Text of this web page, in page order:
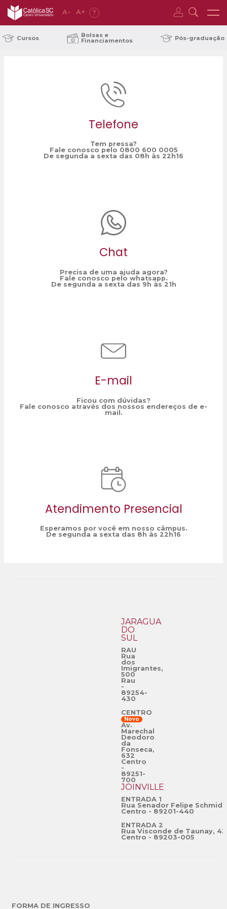
A- A+ ?
Cursos Bolsas e
Financiamentos Pós-graduação
Telefone
Tem pressa?
Fale conosco pelo 0800 600 0005
De segunda a sexta das 08h às 22h16
Chat
Precisa de uma ajuda agora?
Fale conosco pelo whatsapp.
De segunda a sexta das 9h às 21h
E-mail
Ficou com dúvidas?
Fale conosco através dos nossos endereços de e-
mail.
Atendimento Presencial
Esperamos por você em nosso câmpus.
De segunda a sexta das 8h às 22h16
JARAGUÁ
DO
SUL
RAU
Rua
dos
Imigrantes,
500
Rau
-
89254-
430
CENTRO
Novo
Av.
Marechal
Deodoro
da
Fonseca,
632
Centro
-
89251-
700
JOINVILLE
ENTRADA 1
Rua Senador Felipe
Centro - 89201-440
ENTRADA 2
Rua Visconde de Taunay,
Centro - 89203-005
FORMA DE INGRESSO